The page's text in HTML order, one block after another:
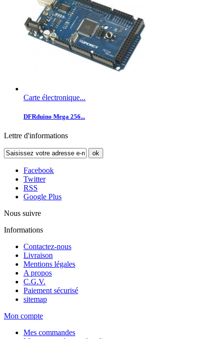
Carte électronique...
DFRduino Mega 256...
Lettre d'informations
ok
Facebook
Twitter
RSS
Google Plus
Nous suivre
Informations
Contactez-nous
Livraison
Mentions légales
A propos
C.G.V.
Paiement sécurisé
sitemap
Mon compte
Mes commandes